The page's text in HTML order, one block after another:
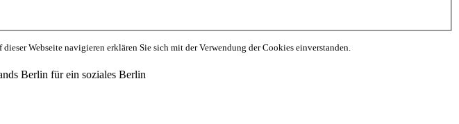
Webseite navigieren erklären Sie sich mit der Verwendung der Cookies einverstanden.
Berlin für ein soziales Berlin